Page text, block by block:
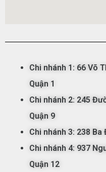
Chi nhánh 1: 66 Võ
Quận 1
Chi nhánh 2: 245
Quận 9
Chi nhánh 3: 238 Ba
Chi nhánh 4: 937
Quận 12